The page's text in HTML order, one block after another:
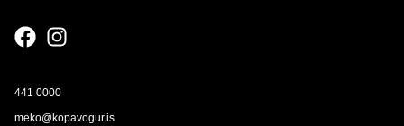
441 0000
meko@kopavogur.is